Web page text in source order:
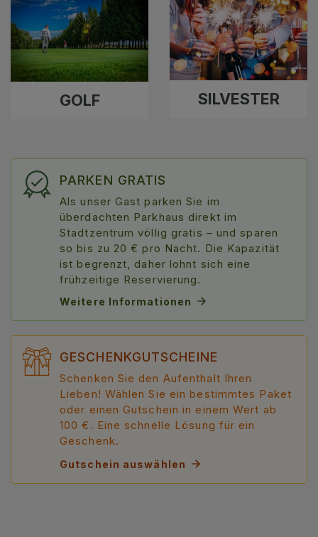
GOLF SILVESTER
PARKEN GRATIS
Als unser Gast parken Sie im
überdachten Parkhaus direkt im
Stadtzentrum völlig gratis – und sparen
so bis zu 20 € pro Nacht. Die Kapazität
ist begrenzt, daher lohnt sich eine
frühzeitige Reservierung.
Weitere Informationen
GESCHENKGUTSCHEINE
Schenken Sie den Aufenthalt Ihren
Lieben! Wählen Sie ein bestimmtes Paket
oder einen Gutschein in einem Wert ab
100 €. Eine schnelle Lösung für ein
Geschenk.
Gutschein auswählen